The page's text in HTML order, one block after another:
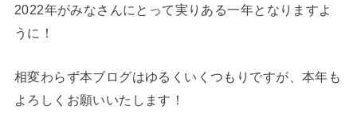
2022年がみなさんにとって実りある一年となりますよ
うに！
相変わらず本ブログはゆるくいくつもりですが、本年も
よろしくお願いいたします！